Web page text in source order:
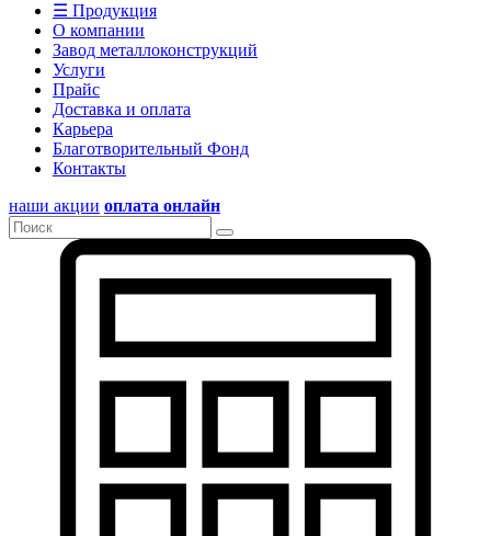
☰ Продукция
О компании
Завод металлоконструкций
Услуги
Прайс
Доставка и оплата
Карьера
Благотворительный Фонд
Контакты
наши акции оплата онлайн